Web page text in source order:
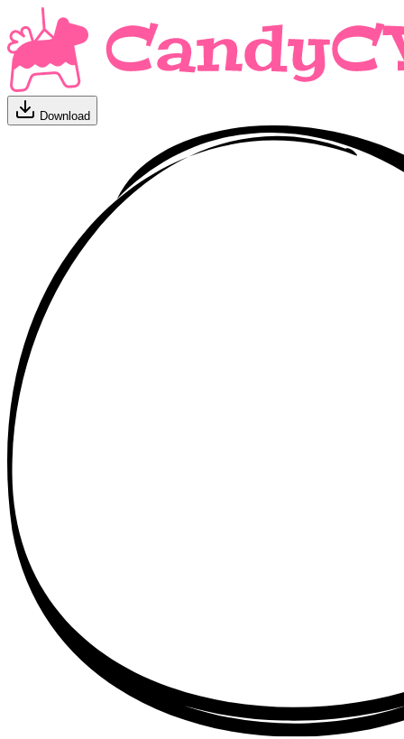
Download